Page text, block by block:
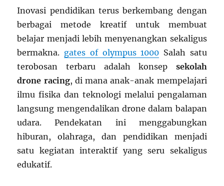
Inovasi pendidikan terus berkembang dengan
berbagai metode kreatif untuk membuat
belajar menjadi lebih menyenangkan sekaligus
bermakna. gates of olympus 1000 Salah satu
terobosan terbaru adalah konsep sekolah
drone racing, di mana anak-anak mempelajari
ilmu fisika dan teknologi melalui pengalaman
langsung mengendalikan drone dalam balapan
udara. Pendekatan ini menggabungkan
hiburan, olahraga, dan pendidikan menjadi
satu kegiatan interaktif yang seru sekaligus
edukatif.